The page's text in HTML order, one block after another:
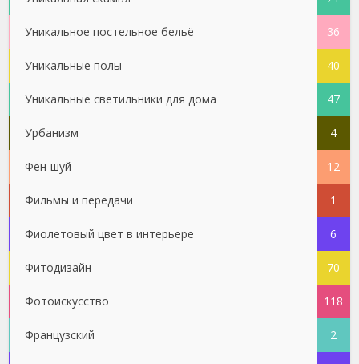
Уникальное постельное бельё 36
Уникальные полы 40
Уникальные светильники для дома 47
Урбанизм 4
Фен-шуй 12
Фильмы и передачи 1
Фиолетовый цвет в интерьере 6
Фитодизайн 70
Фотоискусство 118
Французский 2